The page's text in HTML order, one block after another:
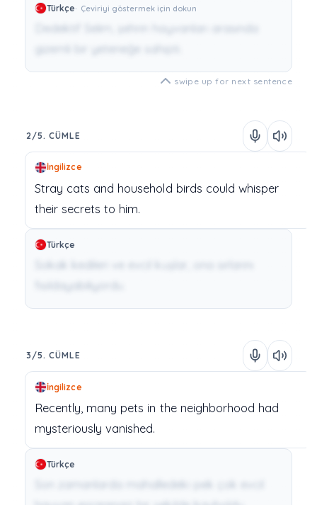
Türkçe Çeviriyi göstermek için dokun
swipe up for next sentence
2/5. CÜMLE
İngilizce
Stray cats and household birds could whisper
their secrets to him.
Türkçe
3/5. CÜMLE
İngilizce
Recently, many pets in the neighborhood had
mysteriously vanished.
Türkçe